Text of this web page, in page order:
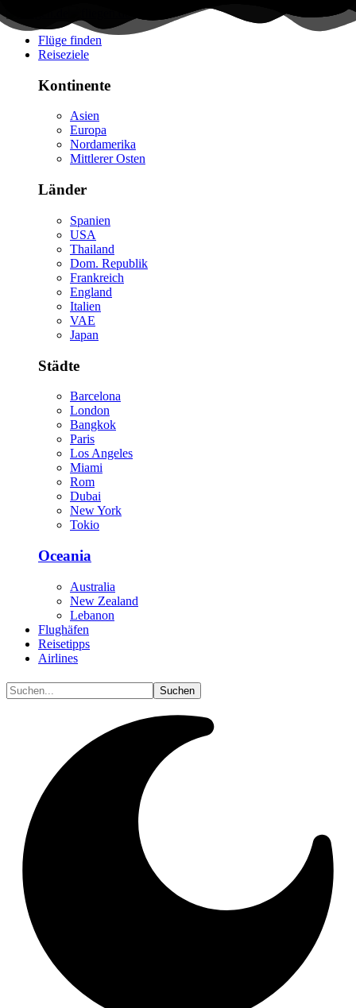
Flüge finden
Reiseziele
Kontinente
Asien
Europa
Nordamerika
Mittlerer Osten
Länder
Spanien
USA
Thailand
Dom. Republik
Frankreich
England
Italien
VAE
Japan
Städte
Barcelona
London
Bangkok
Paris
Los Angeles
Miami
Rom
Dubai
New York
Tokio
Oceania
Australia
New Zealand
Lebanon
Flughäfen
Reisetipps
Airlines